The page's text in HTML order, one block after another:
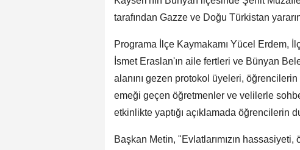
tarafından Gazze ve Doğu Türkistan
Programa İlçe Kaymakamı Yücel Erdem,
İsmet Eraslan'ın aile fertleri ve Bünyan
alanını gezen protokol üyeleri, öğrencilerin
emeği geçen öğretmenler ve velilerle
etkinlikte yaptığı açıklamada öğrencilerin
Başkan Metin, "Evlatlarımızın